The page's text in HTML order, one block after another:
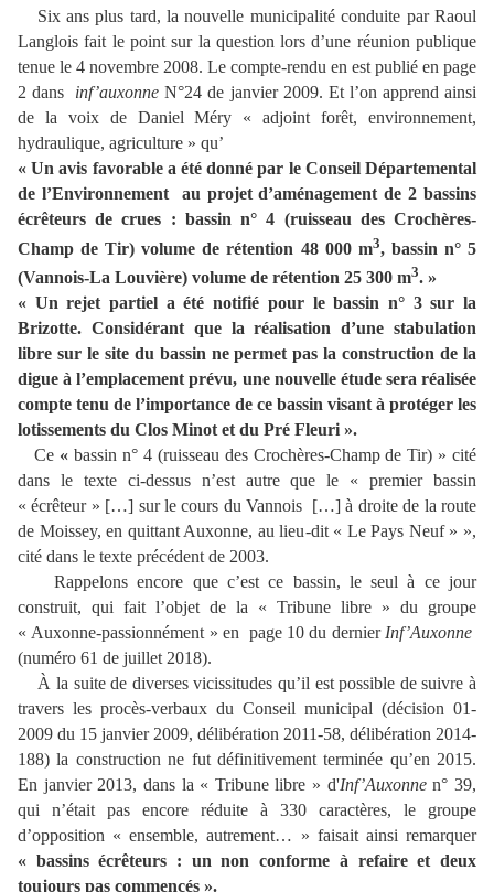
Six ans plus tard, la nouvelle municipalité conduite par Raoul
Langlois fait le point sur la question lors d’une réunion publique
tenue le 4 novembre 2008. Le compte-rendu en est publié en page
2 dans inf’auxonneN°24 de janvier 2009. Et l’on apprend ainsi
de la voix de Daniel Méry « adjoint forêt, environnement,
hydraulique, agriculture » qu’
« Un avis favorable a été donné par le Conseil Départemental
de l’Environnement au projet d’aménagement de 2 bassins
écrêteurs de crues : bassin n° 4 (ruisseau des Crochères-
Champ de Tir) volume de rétention 48 000 m3, bassin n° 5
(Vannois-La Louvière) volume de rétention 25 300 m3. »
« Un rejet partiel a été notifié pour le bassin n° 3 sur la
Brizotte. Considérant que la réalisation d’une stabulation
libre sur le site du bassin ne permet pas la construction de la
digue à l’emplacement prévu, une nouvelle étude sera réalisée
compte tenu de l’importance de ce bassin visant à protéger les
lotissements du Clos Minot et du Pré Fleuri ».
Ce «bassin n° 4 (ruisseau des Crochères-Champ de Tir) » cité
dans le texte ci-dessus n’est autre que le
« premier bassin
« écrêteur » […] sur le cours du Vannois […] à droite de la route
de Moissey, en quittant Auxonne, au lieu-dit « Le Pays Neuf » »,
cité dans le texte précédent de 2003.
Rappelons encore que c’est ce bassin, le seul à ce jour
construit, qui fait l’objet de la « Tribune libre » du groupe
« Auxonne-passionnément » en page 10 du dernier Inf’Auxonne
(numéro 61 de juillet 2018).
À la suite de diverses vicissitudes qu’il est possible de suivre à
travers les procès-verbaux du Conseil municipal (décision 01-
2009 du 15 janvier 2009, délibération 2011-58, délibération 2014-
188) la construction ne fut définitivement terminée qu’en 2015.
En janvier 2013, dans la « Tribune libre » d'Inf’Auxonnen° 39,
qui n’était pas encore réduite à 330 caractères, le groupe
d’opposition « ensemble, autrement… » faisait ainsi remarquer
« bassins écrêteurs : un non conforme à refaire et deux
toujours pas commencés ».